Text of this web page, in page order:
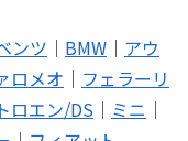
ンツ ｜ BMW ｜ アウ
ロメオ ｜ フェラーリ
ロエン/DS ｜ ミニ ｜